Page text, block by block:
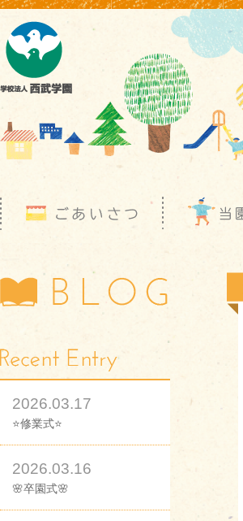
2026.03.17
⭐修業式⭐
2026.03.16
🌸卒園式🌸